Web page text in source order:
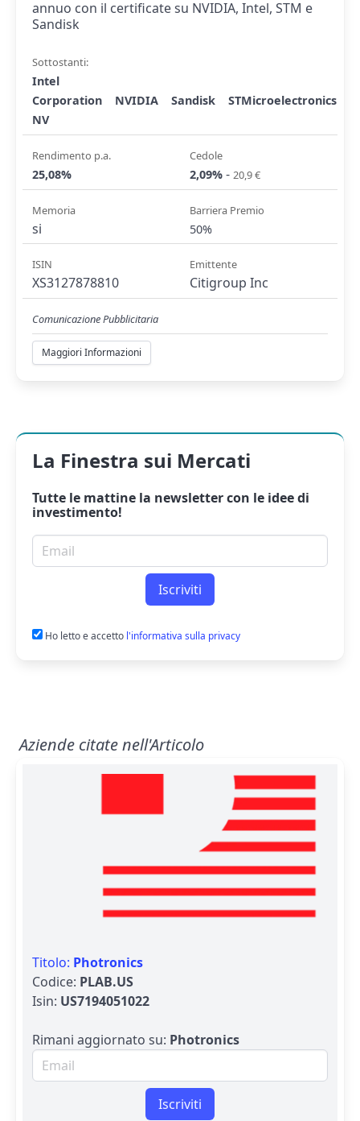
annuo con il certificate su NVIDIA, Intel, STM e
Sandisk
Sottostanti:
Intel
Corporation
NVIDIA Sandisk
STMicroelectronics
NV
Rendimento p.a.
25,08%
Cedole
2,09% - 20,9 €
Memoria
si
Barriera Premio
50%
ISIN
XS3127878810
Emittente
Citigroup Inc
Comunicazione Pubblicitaria
Maggiori Informazioni
La Finestra sui Mercati
Tutte le mattine la newslettercon le idee di
investimento!
Email per newsletter
Iscriviti
Ho letto e accetto l'informativa sulla privacy
Aziende citate nell'Articolo
Titolo: Photronics
Codice: PLAB.US
Isin: US7194051022
Rimani aggiornato su: Photronics
Email per newsletter
Iscriviti